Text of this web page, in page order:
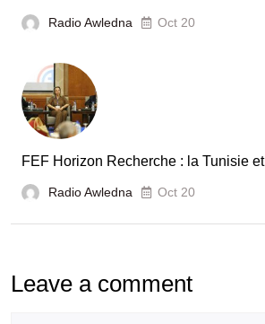
Radio Awledna Oct 20
FEF Horizon Recherche : la Tunisie et
Radio Awledna Oct 20
Leave a comment